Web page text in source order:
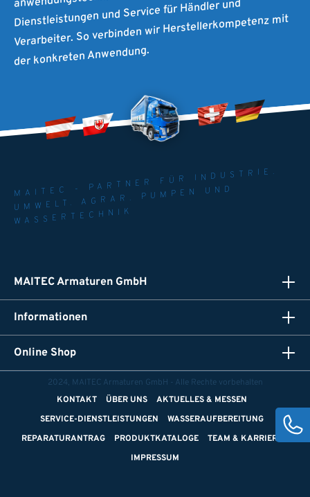
Dienstleistungen und Service für Händler und
Verarbeiter. So verbinden wir Herstellerkompetenz mit
der konkreten Anwendung.
MAITEC - PARTNER FÜR INDUSTRIE.
UMWELT. AGRAR. PUMPEN UND
WASSERTECHNIK
MAITEC Armaturen GmbH
Informationen
Online Shop
2024, MAITEC Armaturen GmbH - Alle Rechte vorbehalten
KONTAKT
ÜBER UNS
AKTUELLES & MESSEN
SERVICE-DIENSTLEISTUNGEN
WASSERAUFBEREITUNG
REPARATURANTRAG
PRODUKTKATALOGE
TEAM & KARRIERE
IMPRESSUM